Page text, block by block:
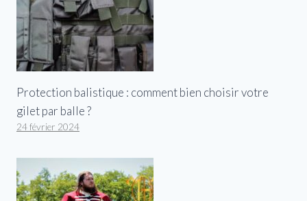
Protection balistique : comment bien choisir votre
gilet par balle ?
24 février 2024